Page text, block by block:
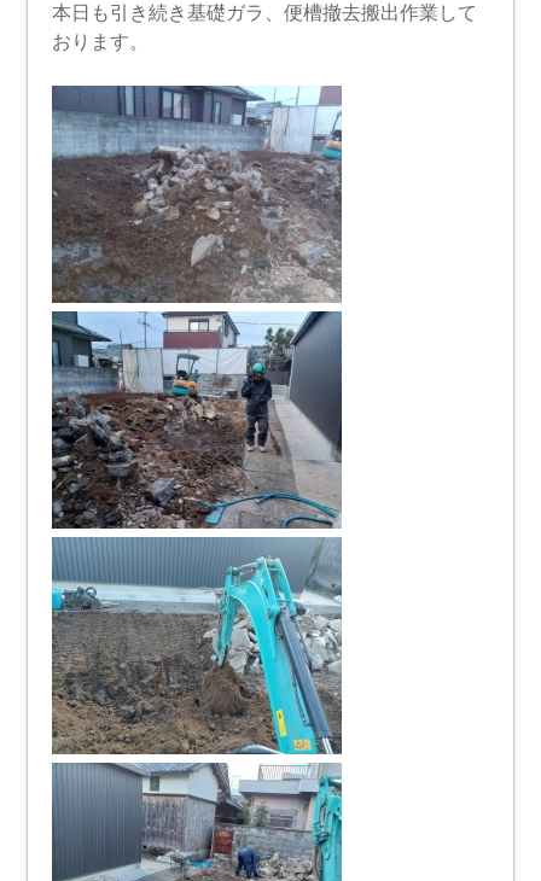
本日も引き続き基礎ガラ、便槽撤去搬出作業して
おります。